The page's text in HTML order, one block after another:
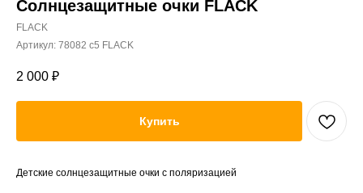
Солнцезащитные очки FLACK
FLACK
Артикул: 78082 c5 FLACK
2 000 ₽
Купить
Детские солнцезащитные очки с поляризацией